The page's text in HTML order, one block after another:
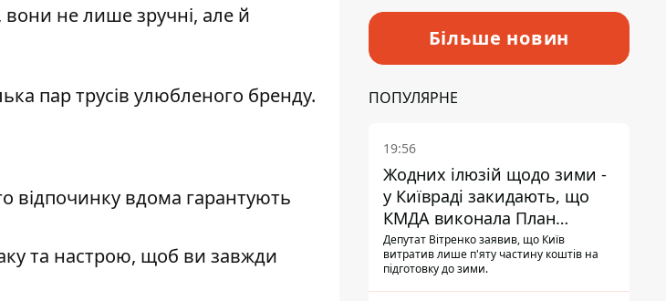
вони не лише зручні, але й
пар трусів улюбленого бренду.
відпочинку вдома гарантують
та настрою, щоб ви завжди
Більше новин
ПОПУЛЯРНЕ
19:56
Жодних ілюзій щодо зими -
у Київраді закидають, що
КМДА виконала План
стійкості на 20%
Депутат Вітренко заявив, що Київ
витратив лише п'яту частину коштів на
підготовку до зими.